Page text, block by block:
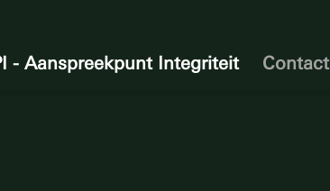
- Aanspreekpunt Integriteit Contact